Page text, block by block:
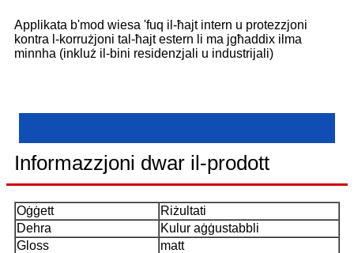
Applikata b'mod wiesa 'fuq il-ħajt intern u protezzjoni
kontra l-korrużjoni tal-ħajt estern li ma jgħaddix ilma
minnha (inkluż il-bini residenzjali u industrijali)
Informazzjoni dwar il-prodott
Oġġett
Riżultati
Dehra
Kulur aġġustabbli
Gloss
matt